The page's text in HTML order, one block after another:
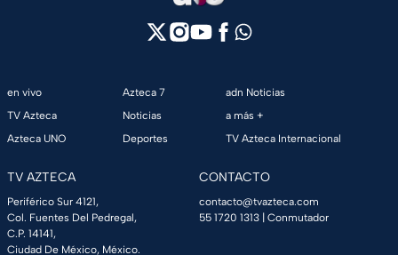
en vivo
TV Azteca
Azteca UNO
Azteca 7
Noticias
Deportes
adn Noticias
a más +
TV Azteca Internacional
TV AZTECA
Periférico Sur 4121,
Col. Fuentes Del Pedregal,
C.P. 14141,
Ciudad De México, México.
CONTACTO
contacto@tvazteca.com
55 1720 1313 | Conmutador